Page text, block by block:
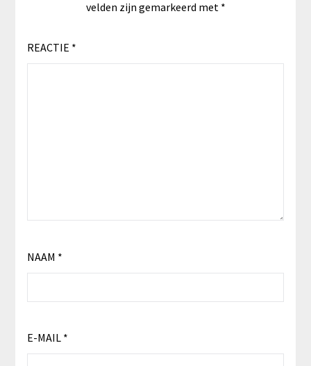
velden zijn gemarkeerd met *
REACTIE *
NAAM *
E-MAIL *